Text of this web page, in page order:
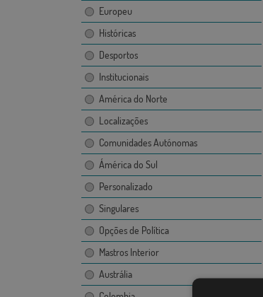
Europeu
Históricas
Desportos
Institucionais
América do Norte
Localizações
Comunidades Autónomas
Ámérica do Sul
Personalizado
Singulares
Opções de Política
Mastros Interior
Austrália